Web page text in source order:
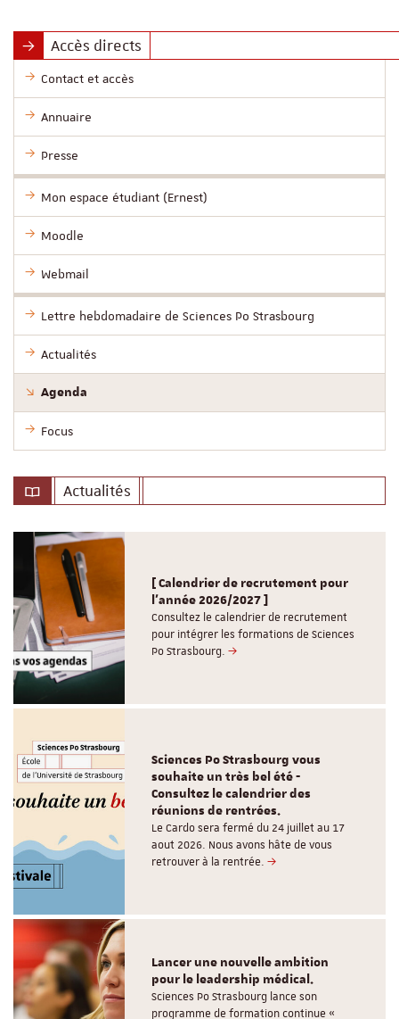
Accès directs
Contact et accès
Annuaire
Presse
Mon espace étudiant (Ernest)
Moodle
Webmail
Lettre hebdomadaire de Sciences Po Strasbourg
Actualités
Agenda
Focus
Actualités
[ Calendrier de recrutement pour
l'année 2026/2027 ]
Consultez le calendrier de recrutement
pour intégrer les formations de Sciences
Po Strasbourg.
Sciences Po Strasbourg vous
souhaite un très bel été -
Consultez le calendrier des
réunions de rentrées.
Le Cardo sera fermé du 24 juillet au 17
aout 2026. Nous avons hâte de vous
retrouver à la rentrée.
Lancer une nouvelle ambition
pour le leadership médical.
Sciences Po Strasbourg lance son
programme de formation continue «